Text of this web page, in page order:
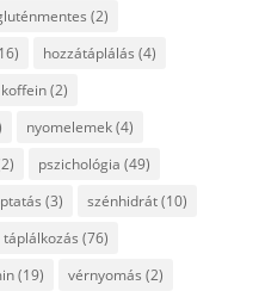
(2)
hozzátáplálás (4)
koffein(2)
nyomelemek(4)
pszichológia (49)
(3) szénhidrát(10)
táplálkozás (76)
(19) vérnyomás (2)